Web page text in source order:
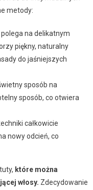
metody:
na delikatnym
piękny, naturalny
do jaśniejszych
sposób na
sposób, co otwiera
całkowicie
nowy odcień, co
które można
włosy. Zdecydowanie